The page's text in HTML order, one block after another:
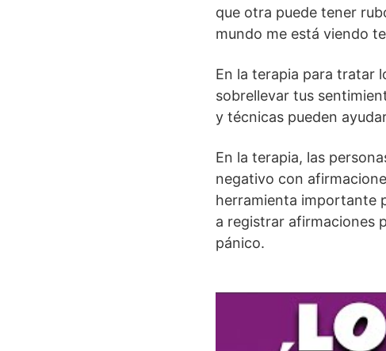
que otra puede tener
mundo me está viendo
En la terapia para tratar
sobrellevar tus
y técnicas pueden
En la terapia, las
negativo con
herramienta importante
a registrar afirmaciones
pánico.